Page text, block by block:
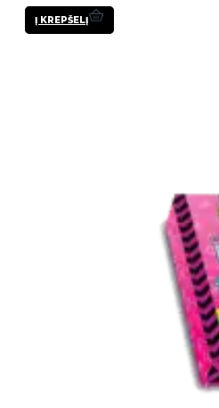
Į KREPŠELĮ